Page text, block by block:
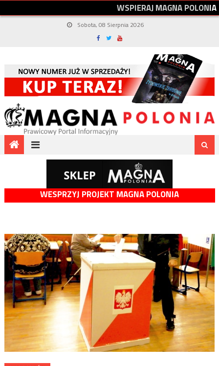
WSPIERAJMAGNAPOLONIA
Sobota, 08 Sierpnia 2026
WESPRZYJ PROJEKT MAGNA POLONIA